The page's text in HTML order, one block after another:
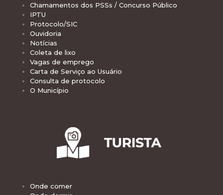
Chamamentos dos PSSs / Concurso Público
IPTU
Protocolo/SIC
Ouvidoria
Notícias
Coleta de lixo
Vagas de emprego
Carta de Serviço ao Usuário
Consulta de protocolo
O Município
Onde comer